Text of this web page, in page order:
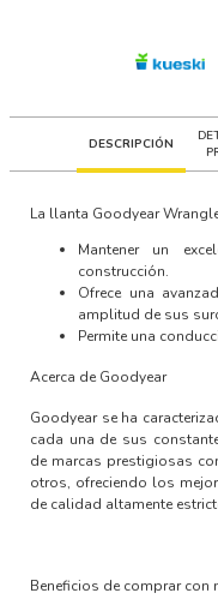
DESCRIPCIÓN
La llanta Goodyear
Mantener un
construcción.
Ofrece una
amplitud de sus
Permite una
Acerca de Goodyear
Goodyear se ha
cada una de sus
de marcas prestigiosas
otros, ofreciendo los
de calidad altamente
Beneficios de comprar con